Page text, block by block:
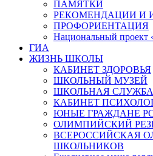
ПАМЯТКИ
РЕКОМЕНДАЦИИ И
ПРОФОРИЕНТАЦИЯ
Национальный проект
ГИА
ЖИЗНЬ ШКОЛЫ
КАБИНЕТ ЗДОРОВЬЯ
ШКОЛЬНЫЙ МУЗЕЙ
ШКОЛЬНАЯ
КАБИНЕТ
ЮНЫЕ ГРАЖДАНЕ
ОЛИМПИЙСКИЙ
ВСЕРОССИЙСКАЯ
ШКОЛЬНИКОВ